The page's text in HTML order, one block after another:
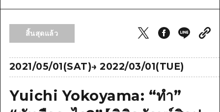
สถานบันเทิงยามค่ำคืน
มรดกโลก
ประสบการณ์ / ในการเรียนรู้
อากิ
บิงโก
เกโฮค
ยามากุจิตะวันออก
บริเวณรอบๆ มิยาจิมะ
ยามากุจิตะวันออก
รายการ
เข้าถึงเข้าถึง
สรุปการจราจรรอง
ความแออัดของสิ่งอำนวยความสะดวก
HOME
อีเว้นท์
สิ้นสุดแล้ว
2021/05/01(SAT)→2022/03/01(TUE)
Yuichi Yokoyama: “ทำ”